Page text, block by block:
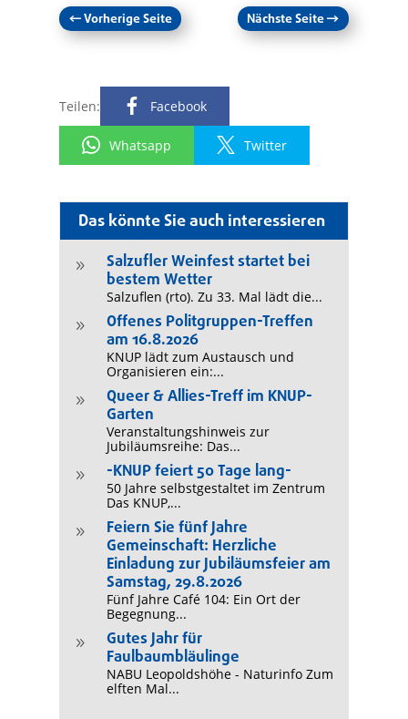
Das könnte Sie auch interessieren
9
Salzufler Weinfest startet bei
bestem Wetter
Salzuflen (rto). Zu 33. Mal lädt die...
9
Offenes Politgruppen-Treffen
am 16.8.2026
KNUP lädt zum Austausch und
Organisieren ein:...
9
Queer & Allies-Treff im KNUP-
Garten
Veranstaltungshinweis zur
Jubiläumsreihe: Das...
9 -KNUP feiert 50 Tage lang-
50 Jahre selbstgestaltet im Zentrum
Das KNUP,...
9
Feiern Sie fünf Jahre
Gemeinschaft: Herzliche
Einladung zur Jubiläumsfeier am
Samstag, 29.8.2026
Fünf Jahre Café 104: Ein Ort der
Begegnung...
9
Gutes Jahr für
Faulbaumbläulinge
NABU Leopoldshöhe - Naturinfo Zum
elften Mal...
←Vorherige Seite Nächste Seite→
Teilen: Facebook
Whatsapp Twitter